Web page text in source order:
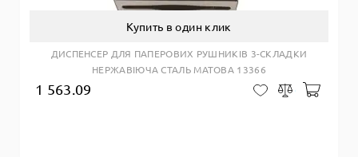
Купить в один клик
ДИСПЕНСЕР ДЛЯ ПАПЕРОВИХ РУШНИКІВ 3-СКЛАДКИ
НЕРЖАВІЮЧА СТАЛЬ МАТОВА 13366
1 563.09 В закладки
Сравнить